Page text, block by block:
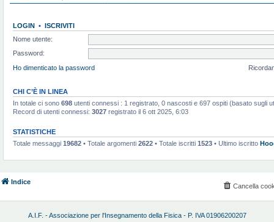
LOGIN • ISCRIVITI
Nome utente:
Password:
Ho dimenticato la password
CHI C’È IN LINEA
In totale ci sono 698 utenti connessi : 1 registrato, 0 nascosti e 697 ospiti (basato sugli
Record di utenti connessi: 3027 registrato il 6 ott 2025, 6:03
STATISTICHE
Totale messaggi 19682 • Totale argomenti 2622 • Totale iscritti 1523 • Ultimo iscritto
Indice
Cancella
A.I.F. - Associazione per l'Insegnamento della Fisica - P. IVA 01906200207